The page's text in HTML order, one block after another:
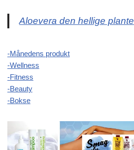
Aloevera den hellige plante
-Månedens produkt
-Wellness
-Fitness
-Beauty
-Bokse